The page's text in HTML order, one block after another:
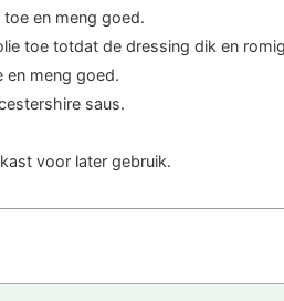
en meng goed.
toe totdat de dressing dik en
en meng goed.
saus.
voor later gebruik.